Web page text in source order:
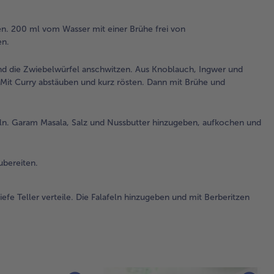
200 ml vom Wasser mit einer Brühe frei von
die Zwiebelwürfel anschwitzen. Aus Knoblauch, Ingwer und
Curry abstäuben und kurz rösten. Dann mit Brühe und
Garam Masala, Salz und Nussbutter hinzugeben, aufkochen und
Teller verteile. Die Falafeln hinzugeben und mit Berberitzen